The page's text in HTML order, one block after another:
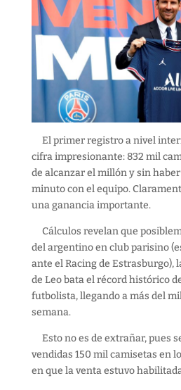
El primer registro a nivel
cifra impresionante: 832 mil
de alcanzar el millón y sin
minuto con el equipo.
una ganancia importante.
Cálculos revelan que
del argentino en club parisino
ante el Racing de Estrasburgo),
de Leo bata el récord histórico
futbolista, llegando a más del
semana.
Esto no es de extrañar, pues
vendidas 150 mil camisetas en
en que la venta estuvo